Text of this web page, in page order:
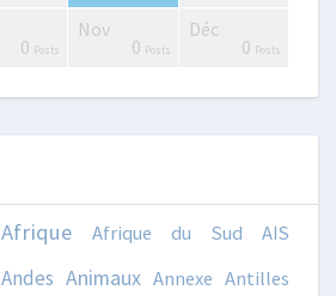
0 Posts
Nov
0 Posts
Déc
0 Posts
Afrique Afrique du Sud AIS
Andes Animaux Annexe Antilles